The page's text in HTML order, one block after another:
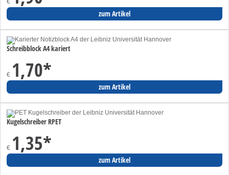
zum Artikel
Schreibblock A4 kariert
€ 1,70*
zum Artikel
Kugelschreiber RPET
€ 1,35*
zum Artikel